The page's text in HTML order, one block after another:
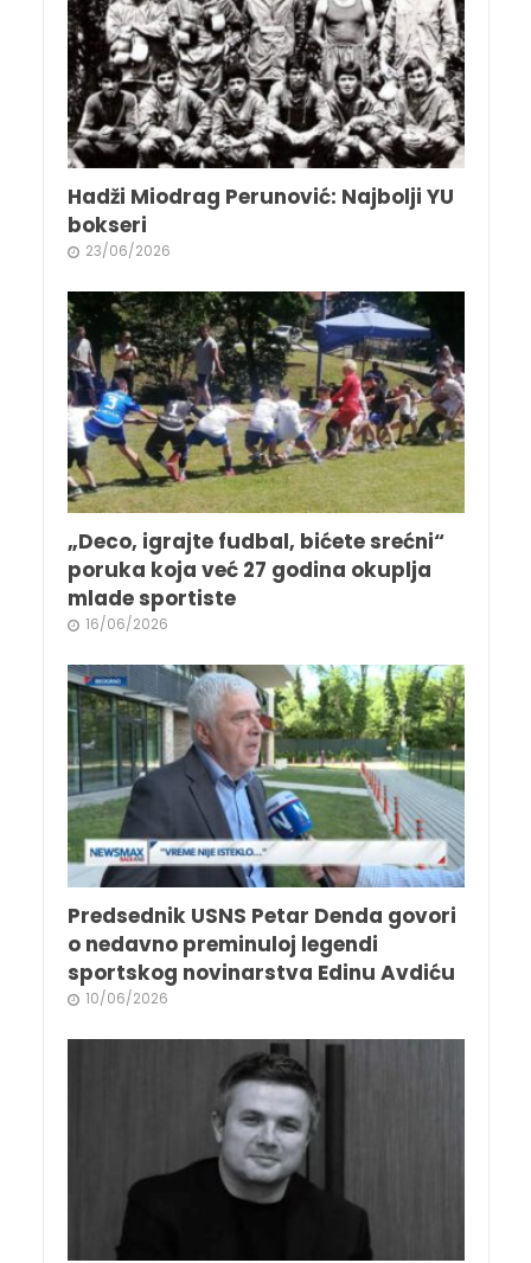
Hadži Miodrag Perunović: Najbolji YU
bokseri
23/06/2026
„Deco, igrajte fudbal, bićete srećni“
poruka koja već 27 godina okuplja
mlade sportiste
16/06/2026
Predsednik USNS Petar Denda govori
o nedavno preminuloj legendi
sportskog novinarstva Edinu Avdiću
10/06/2026